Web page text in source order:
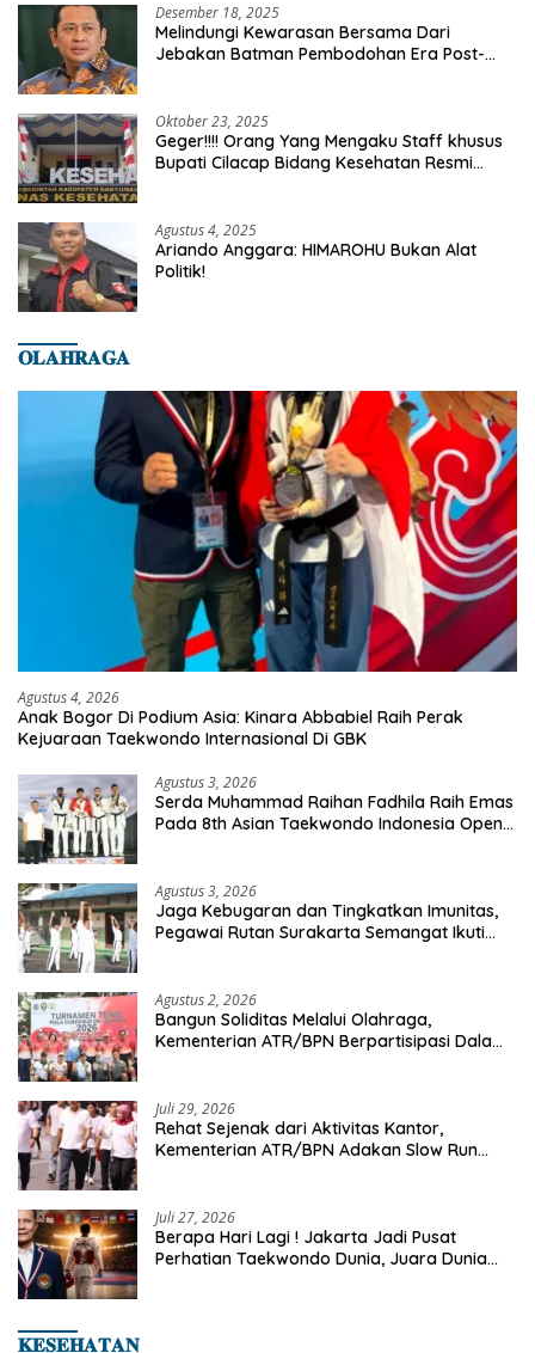
Desember 18, 2025
Melindungi Kewarasan Bersama Dari
Jebakan Batman Pembodohan Era Post-
Oktober 23, 2025
Geger!!!! Orang Yang Mengaku Staff khusus
Bupati Cilacap Bidang Kesehatan Resmi
Agustus 4, 2025
Ariando Anggara: HIMAROHU Bukan Alat
Politik!
𝐎𝐋𝐀𝐇𝐑𝐀𝐆𝐀
Agustus 4, 2026
Anak Bogor Di Podium Asia: Kinara Abbabiel Raih Perak
Kejuaraan Taekwondo Internasional Di GBK
Agustus 3, 2026
Serda Muhammad Raihan Fadhila Raih Emas
Pada 8th Asian Taekwondo Indonesia Open
Agustus 3, 2026
Jaga Kebugaran dan Tingkatkan Imunitas,
Pegawai Rutan Surakarta Semangat Ikuti
Agustus 2, 2026
Bangun Soliditas Melalui Olahraga,
Kementerian ATR/BPN Berpartisipasi Dalam
Juli 29, 2026
Rehat Sejenak dari Aktivitas Kantor,
Kementerian ATR/BPN Adakan Slow Run
Juli 27, 2026
Berapa Hari Lagi ! Jakarta Jadi Pusat
Perhatian Taekwondo Dunia, Juara Dunia
𝐊𝐄𝐒𝐄𝐇𝐀𝐓𝐀𝐍